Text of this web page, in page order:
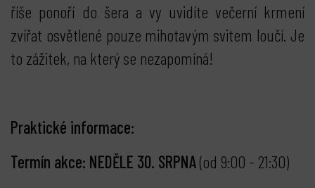
říše ponoří do šera a vy uvidíte večerní krmení
zvířat osvětlené pouze mihotavým svitem loučí. Je
to zážitek, na který se nezapomíná!
Praktické informace:
Termín akce: NEDĚLE 30. SRPNA(od 9:00 - 21:30)